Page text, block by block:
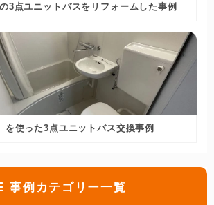
3点ユニットバスをリフォームした事例
を使った3点ユニットバス交換事例
事例カテゴリー一覧